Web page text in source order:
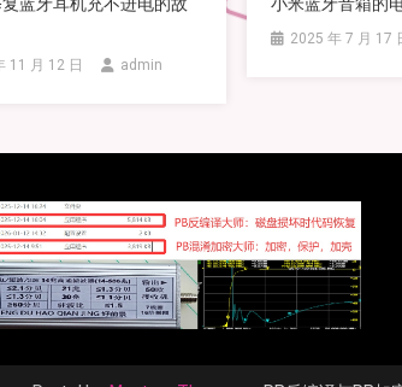
11 月 12 日 admin
2025 年 7 月 17